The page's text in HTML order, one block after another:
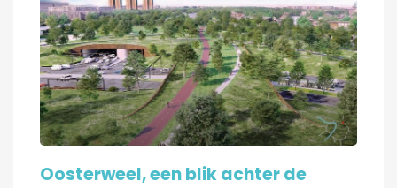
Oosterweel, een blik achter de